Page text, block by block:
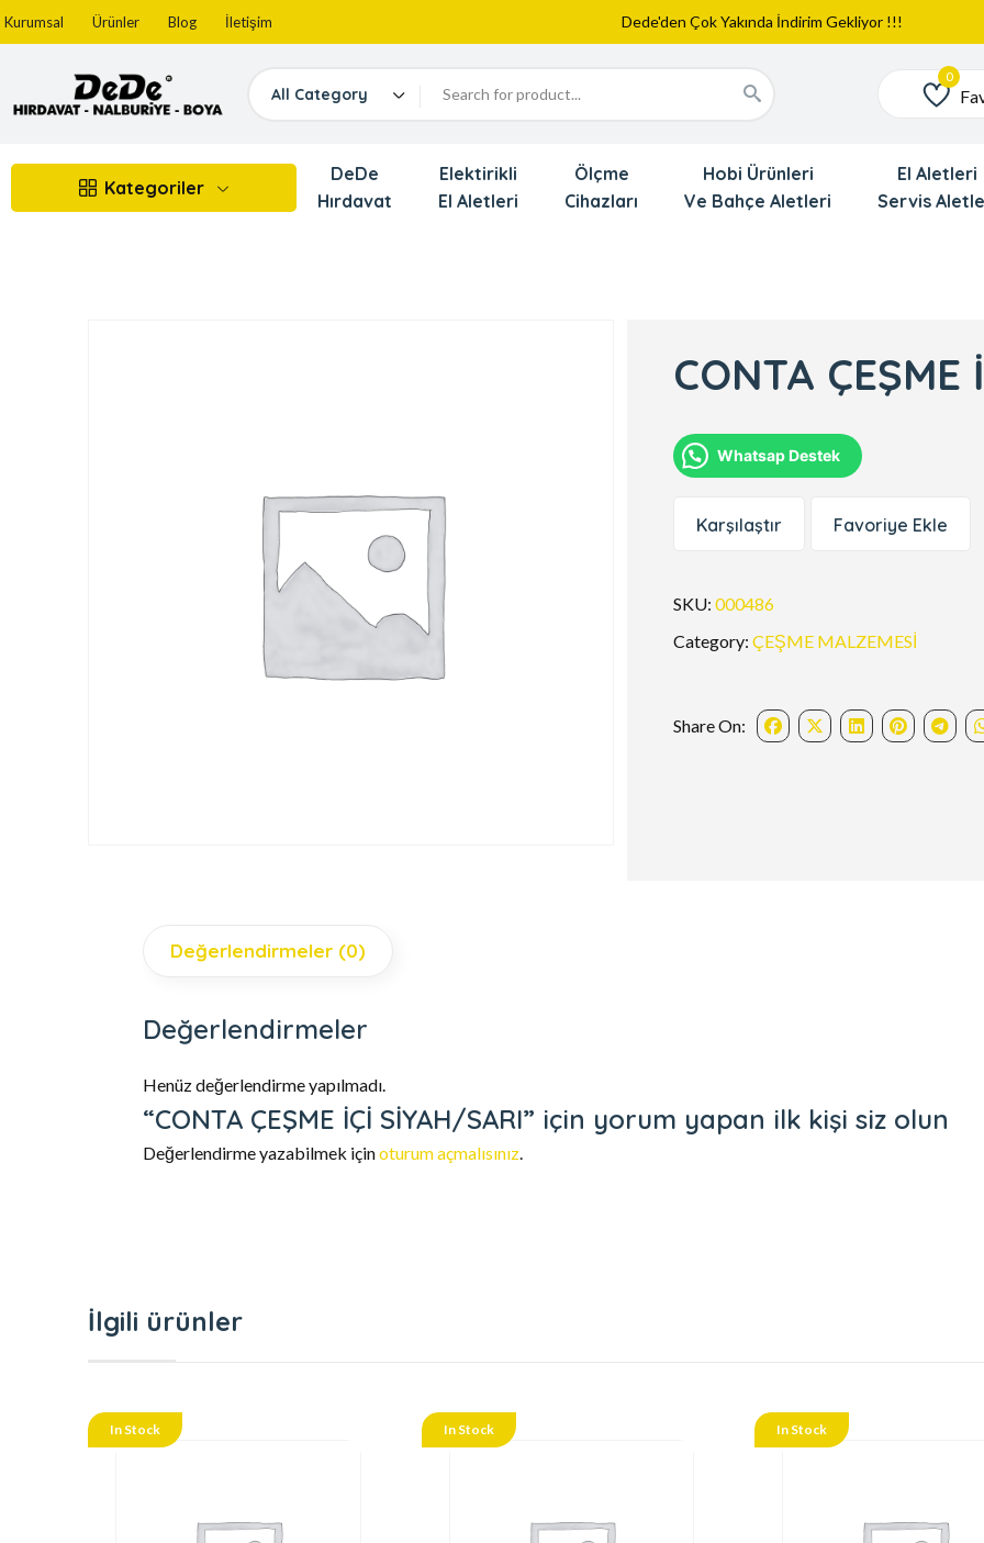
Kurumsal Ürünler Blog İletişim
Web Sitemiz Yayında
Yeni Eklenen Ürünlerimizi İnceledinizmi ?
All Category Favoriler
Kategoriler
DeDe
Hırdavat
Elektirikli
El Aletleri
Ölçme
Cihazları
Hobi Ürünleri
Ve Bahçe Aletleri
El Aletleri
Servis
CONTA
Whatsap Destek
Karşılaştır Favoriye Ekle
SKU:000486
Category:ÇEŞME MALZEMESİ
Share On:
Değerlendirmeler (0)
Değerlendirmeler
Henüz değerlendirme yapılmadı.
“CONTA ÇEŞME İÇİ SİYAH/SARI” için yorum yapan ilk kişi siz olun
Değerlendirme yazabilmek içinoturum açmalısınız.
İlgili ürünler
In Stock In Stock In Stock